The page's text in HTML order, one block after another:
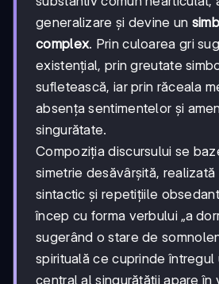
generalizare și devine un
complex. Prin culoarea gri
existențial, prin greutate
sufletească, iar prin răceala
absența sentimentelor și
singurătate.
Compoziția discursului se
simetrie desăvârșită,
sintactic și repetițiile
încep cu forma verbului „a
sugerând o stare de
spirituală ce cuprinde întregul
central al singurătății apare în